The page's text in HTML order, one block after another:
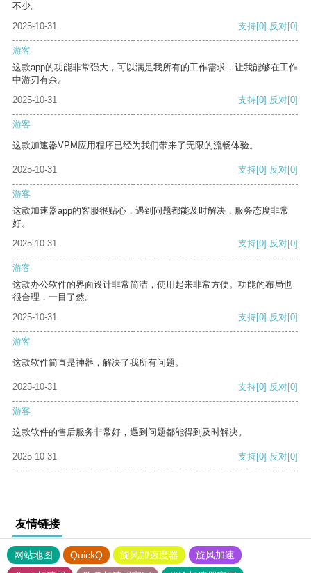
不少。
2025-10-31
支持[0] 反对[0]
游客
这款app的功能非常强大，可以满足我所有的工作需求，让我能够在工作
中游刃有余。
2025-10-31
支持[0] 反对[0]
游客
这款加速器VPM应用程序已经为我们带来了无限的流畅体验。
2025-10-31 支持[0] 反对[0]
游客
这款加速器app的客服很贴心，遇到问题都能及时解决，服务态度非常
好。
2025-10-31
支持[0] 反对[0]
游客
这款办公软件的界面设计非常简洁，使用起来非常方便。功能的布局也
很合理，一目了然。
2025-10-31
支持[0] 反对[0]
游客
这款软件简直是神器，解决了我所有问题。
2025-10-31 支持[0] 反对[0]
游客
这款软件的售后服务非常好，遇到问题都能得到及时解决。
2025-10-31 支持[0] 反对[0]
友情链接
网站地图 QuickQ 旋风加速度器
旋风加速